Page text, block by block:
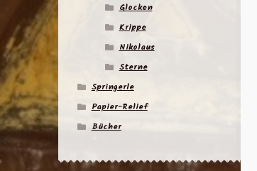
Glocken
Krippe
Nikolaus
Sterne
Springerle
Papier-Relief
Bücher